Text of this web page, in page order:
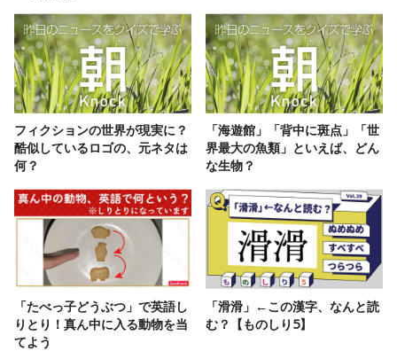
フィクションの世界が現実に？
酷似しているロゴの、元ネタは
何？
「海遊館」「背中に斑点」「世
界最大の魚類」といえば、どん
な生物？
「たべっ子どうぶつ」で英語し
りとり！真ん中に入る動物を当
てよう
「滑滑」←この漢字、なんと読
む？【ものしり5】